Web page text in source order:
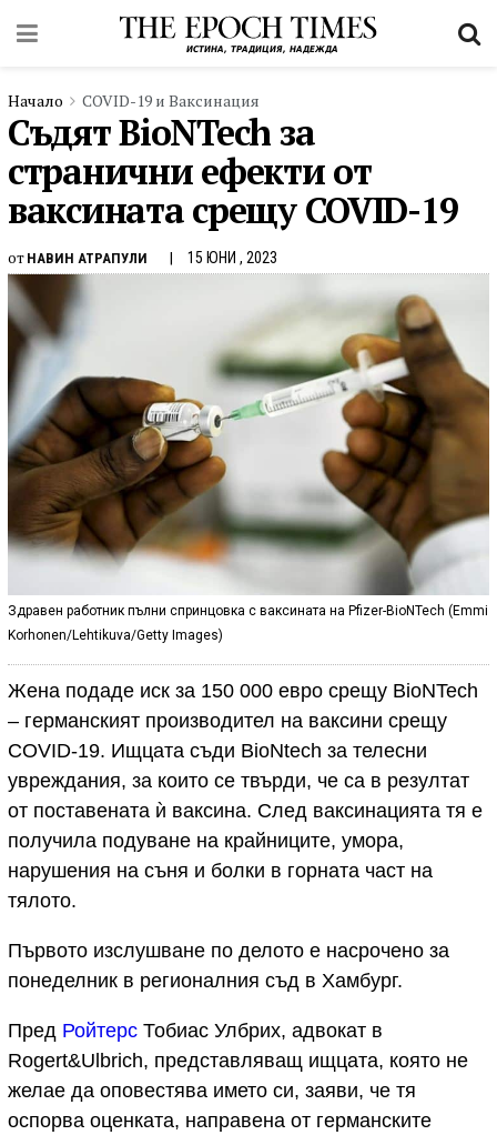
Начало COVID-19 и Ваксинация
Съдят BioNTech за
странични ефекти от
ваксината срещу COVID-19
от НАВИН АТРАПУЛИ 15 ЮНИ , 2023
Здравен работник пълни спринцовка с ваксината на Pfizer-BioNTech (Emmi
Korhonen/Lehtikuva/Getty Images)
Жена подаде иск за 150 000 евро срещу BioNTech
– германският производител на ваксини срещу
COVID-19. Ищцата съди BioNtech за телесни
увреждания, за които се твърди, че са в резултат
от поставената ѝ ваксина. След ваксинацията тя е
получила подуване на крайниците, умора,
нарушения на съня и болки в горната част на
тялото.
Първото изслушване по делото е насрочено за
понеделник в регионалния съд в Хамбург.
Пред Ройтерс Тобиас Улбрих, адвокат в
Rogert&Ulbrich, представляващ ищцата, която не
желае да оповестява името си, заяви, че тя
оспорва оценката, направена от германските